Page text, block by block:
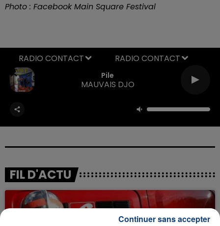
Photo : Facebook Main Square Festival
Pile
MAUVAIS DJO
RADIO CONTACT
FIL D'ACTU
Continuer sans accepter